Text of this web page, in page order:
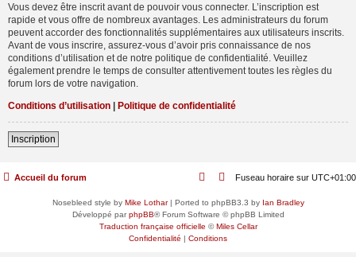
Vous devez être inscrit avant de pouvoir vous connecter. L’inscription est
rapide et vous offre de nombreux avantages. Les administrateurs du forum
peuvent accorder des fonctionnalités supplémentaires aux utilisateurs inscrits.
Avant de vous inscrire, assurez-vous d’avoir pris connaissance de nos
conditions d’utilisation et de notre politique de confidentialité. Veuillez
également prendre le temps de consulter attentivement toutes les règles du
forum lors de votre navigation.
Conditions d’utilisation | Politique de confidentialité
Inscription
Accueil du forum Fuseau horaire sur UTC+01:00
Nosebleed style by Mike Lothar| Ported to phpBB3.3 by Ian Bradley
Développé parphpBB® Forum Software © phpBB Limited
Traduction française officielle ©Miles Cellar
Confidentialité | Conditions